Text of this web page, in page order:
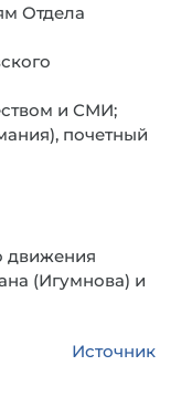
Отдела
и СМИ;
почетный
движения
(Игумнова) и
Источник